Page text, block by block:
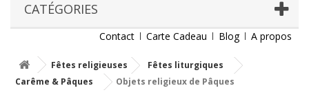
CATÉGORIES
Contact Carte Cadeau Blog A propos
Fêtes religieuses
Fêtes liturgiques
Carême & Pâques
Objets religieux de Pâques